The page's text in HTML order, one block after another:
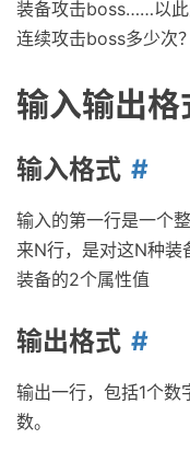
装备攻击boss……以
连续攻击boss多少次？
输入输出格
输入格式
输入的第一行是一个
来N行，是对这N种
装备的2个属性值
输出格式
输出一行，包括1个
数。